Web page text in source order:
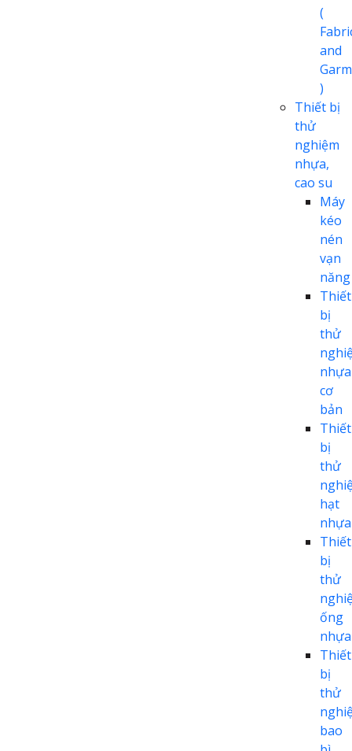
(
and
)
Thiết bị
thử
nghiệm
nhựa,
cao su
Máy
kéo
nén
vạn
năng
Thiết
bị
thử
nhựa
cơ
bản
Thiết
bị
thử
hạt
nhựa
Thiết
bị
thử
ống
nhựa
Thiết
bị
thử
bao